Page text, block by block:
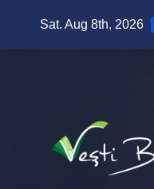
Sat. Aug 8th, 2026